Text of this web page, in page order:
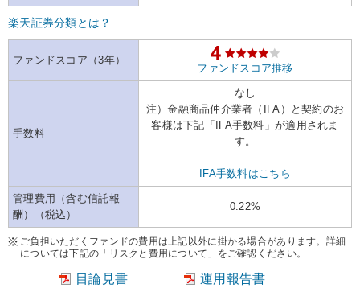
楽天証券分類とは？
ファンドスコア（3年）
ファンドスコア推移
手数料
なし
注）金融商品仲介業者（IFA）と契約のお
客様は下記「IFA手数料」が適用されま
す。
IFA手数料はこちら
管理費用（含む信託報
酬）（税込）
0.22%
ご負担いただくファンドの費用は上記以外に掛かる場合があります。詳細
については下記の「リスクと費用について」をご確認ください。
目論見書
運用報告書